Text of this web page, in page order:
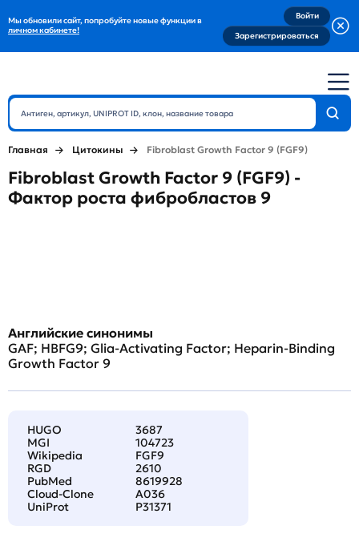
Мы обновили сайт, попробуйте новые функции в
личном кабинете!
Войти
Зарегистрироваться
Главная Цитокины Fibroblast Growth Factor 9 (FGF9)
Fibroblast Growth Factor 9 (FGF9) -
Фактор роста фибробластов 9
Английские синонимы
GAF; HBFG9; Glia-Activating Factor; Heparin-Binding
Growth Factor 9
HUGO
3687
MGI
104723
Wikipedia
FGF9
RGD
2610
PubMed
8619928
Cloud-Clone
A036
UniProt
P31371